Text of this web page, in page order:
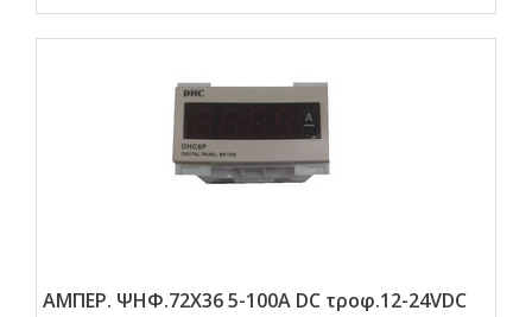
ΑΜΠΕΡ. ΨΗΦ.72Χ36 5-100Α DC τροφ.12-24VDC